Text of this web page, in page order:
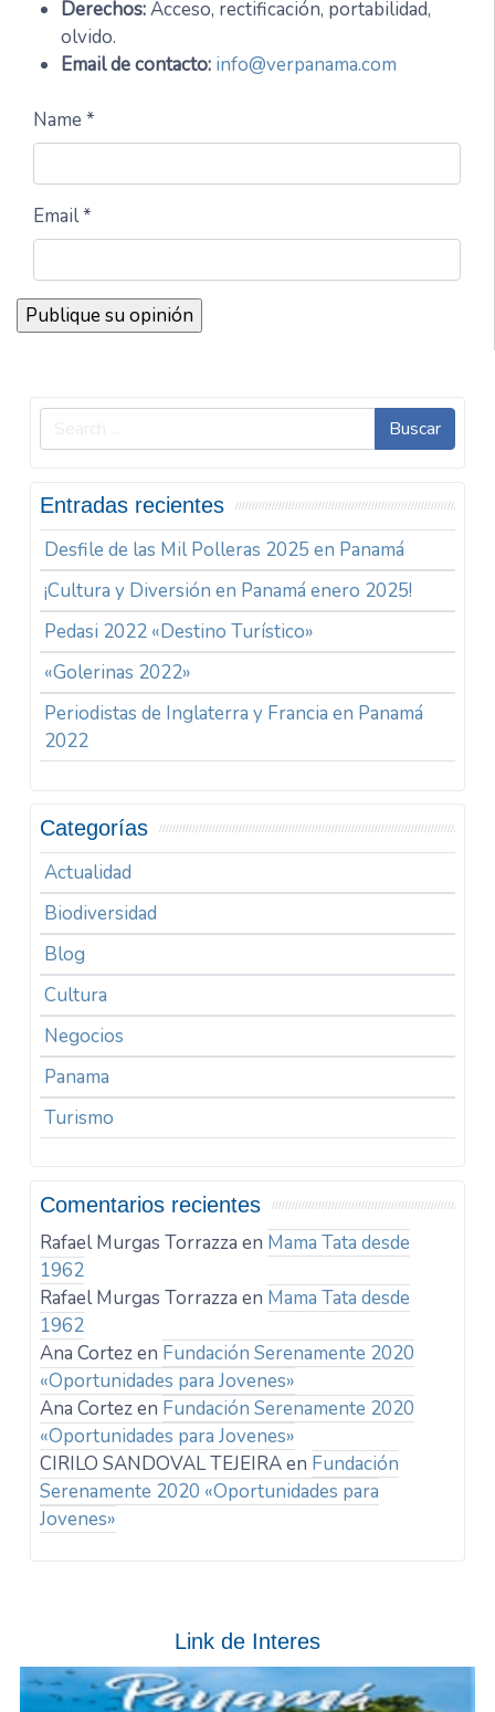
Derechos:Acceso, rectificación, portabilidad,
olvido.
Email de contacto: info@verpanama.com
Name *
Email *
Buscar
Entradas recientes
Desfile de las Mil Polleras 2025 en Panamá
¡Cultura y Diversión en Panamá enero 2025!
Pedasi 2022 «Destino Turístico»
«Golerinas 2022»
Periodistas de Inglaterra y Francia en Panamá
2022
Categorías
Actualidad
Biodiversidad
Blog
Cultura
Negocios
Panama
Turismo
Comentarios recientes
Rafael Murgas Torrazza en Mama Tata desde
1962
Rafael Murgas Torrazza en Mama Tata desde
1962
Ana Cortezen Fundación Serenamente 2020
«Oportunidades para Jovenes»
Ana Cortezen Fundación Serenamente 2020
«Oportunidades para Jovenes»
CIRILO SANDOVAL TEJEIRAen Fundación
Serenamente 2020 «Oportunidades para
Jovenes»
Link de Interes